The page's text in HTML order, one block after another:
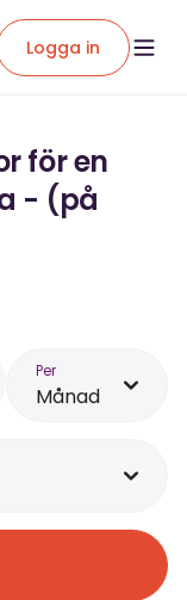
Logga in
för en
- (på
Per
Månad